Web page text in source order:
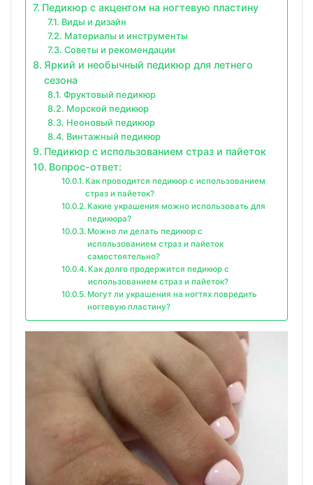
Педикюр с акцентом на ногтевую пластину
Виды и дизайн
Материалы и инструменты
Советы и рекомендации
Яркий и необычный педикюр для летнего
сезона
Фруктовый педикюр
Морской педикюр
Неоновый педикюр
Винтажный педикюр
Педикюр с использованием страз и пайеток
Вопрос-ответ:
Как проводится педикюр с использованием
страз и пайеток?
Какие украшения можно использовать для
педикюра?
Можно ли делать педикюр с
использованием страз и пайеток
самостоятельно?
Как долго продержится педикюр с
использованием страз и пайеток?
Могут ли украшения на ногтях повредить
ногтевую пластину?